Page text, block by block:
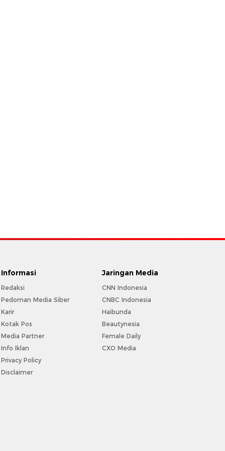
Informasi
Redaksi
Pedoman Media Siber
Karir
Kotak Pos
Media Partner
Info Iklan
Privacy Policy
Disclaimer
Jaringan Media
CNN Indonesia
CNBC Indonesia
Haibunda
Beautynesia
Female Daily
CXO Media